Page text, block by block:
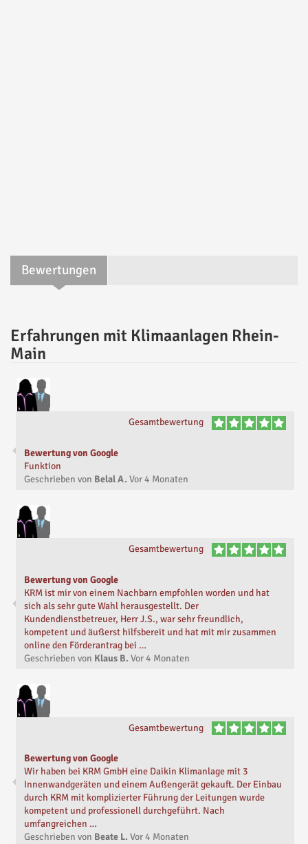
Bewertungen
Erfahrungen mit Klimaanlagen Rhein-
Main
Gesamtbewertung
Bewertung von Google
Funktion
Geschrieben von Belal A. Vor4 Monaten
Gesamtbewertung
Bewertung von Google
KRM ist mir von einem Nachbarn empfohlen worden und hat
sich als sehr gute Wahl herausgestellt. Der
Kundendienstbetreuer, Herr J.S., war sehr freundlich,
kompetent und äußerst hilfsbereit und hat mit mir zusammen
online den Förderantrag bei …
Geschrieben von Klaus B. Vor4 Monaten
Gesamtbewertung
Bewertung von Google
Wir haben bei KRM GmbH eine Daikin Klimanlage mit 3
Innenwandgeräten und einem Außengerät gekauft. Der Einbau
durch KRM mit komplizierter Führung der Leitungen wurde
kompetent und professionell durchgeführt. Nach
umfangreichen …
Geschrieben von Beate L. Vor4 Monaten